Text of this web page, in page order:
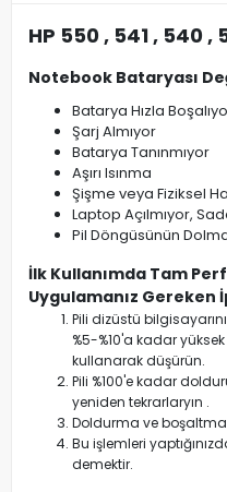
HP 550 , 541 , 540
Notebook Bataryası
Batarya Hızla
Şarj Almıyor
Batarya Tanınmıyor
Aşırı Isınma
Şişme veya Fiziksel
Laptop Açılmıyor,
Pil Döngüsünün
İlk Kullanımda Tam
Uygulamanız Gereken
Pili dizüstü
%5-%10'a kadar
kullanarak düşürün.
Pili %100'e kadar
yeniden tekrarlaryın .
Doldurma ve
Bu işlemleri
demektir.